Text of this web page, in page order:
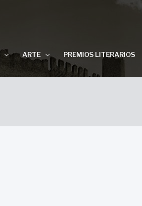
ARTE PREMIOS LITERARIOS